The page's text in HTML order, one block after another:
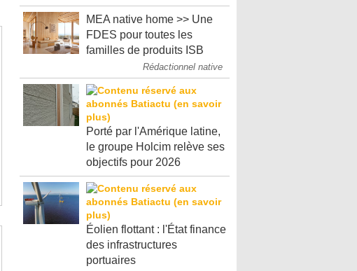
MEA native home >> Une
FDES pour toutes les
familles de produits ISB
Rédactionnel native
Porté par l'Amérique latine,
le groupe Holcim relève ses
objectifs pour 2026
Éolien flottant : l'État finance
des infrastructures
portuaires